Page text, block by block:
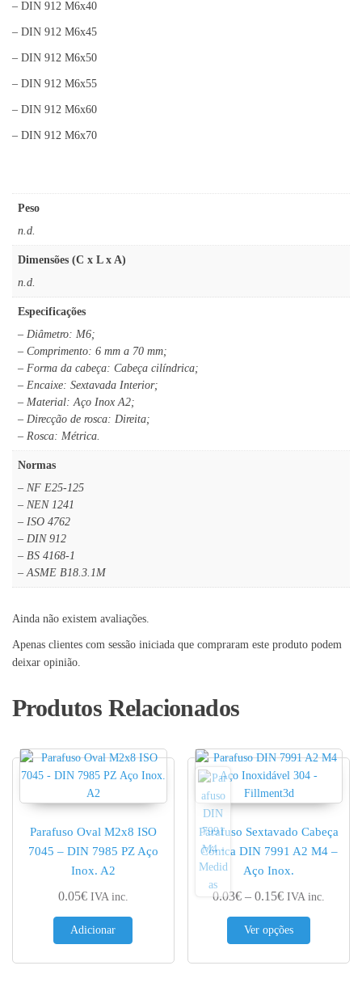
– DIN 912 M6x40
– DIN 912 M6x45
– DIN 912 M6x50
– DIN 912 M6x55
– DIN 912 M6x60
– DIN 912 M6x70
Peso
n.d.
Dimensões (C x L x A)
n.d.
Especificações
– Diâmetro: M6;
– Comprimento: 6 mm a 70 mm;
– Forma da cabeça: Cabeça cilíndrica;
– Encaixe: Sextavada Interior;
– Material: Aço Inox A2;
– Direcção de rosca: Direita;
– Rosca: Métrica.
Normas
– NF E25-125
– NEN 1241
– ISO 4762
– DIN 912
– BS 4168-1
– ASME B18.3.1M
Ainda não existem avaliações.
Apenas clientes com sessão iniciada que compraram este produto podem
deixar opinião.
Produtos Relacionados
Parafuso Oval M2x8 ISO
7045 – DIN 7985 PZ Aço
Inox. A2
0.05€ IVA inc.
Adicionar
Parafuso Sextavado Cabeça
Cónica DIN 7991 A2 M4 –
Aço Inox.
0.03€ – 0.15€Price range:
IVA inc.
Ver opções
This